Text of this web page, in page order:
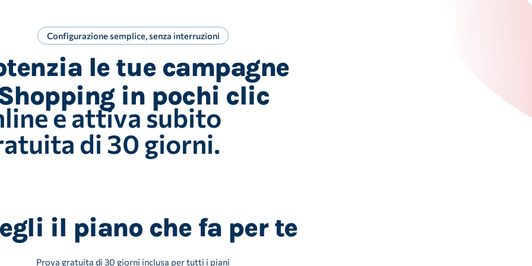
Configurazione semplice, senza interruzioni
le tue campagne
in pochi clic
e attiva subito
di 30 giorni.
avanzati e
del +20% di
tuoi annunci
con facilità i tuoi
e migliora le
il piano che fa per te
Prova gratuita di 30 giorni inclusa per tutti i piani